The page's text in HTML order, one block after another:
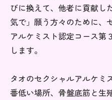
びに換えて、他者に貢献し
気で」願う方々のために、
アルケミスト認定コース第
します。
タオのセクシャルアルケミ
番低い場所、骨盤底筋と生